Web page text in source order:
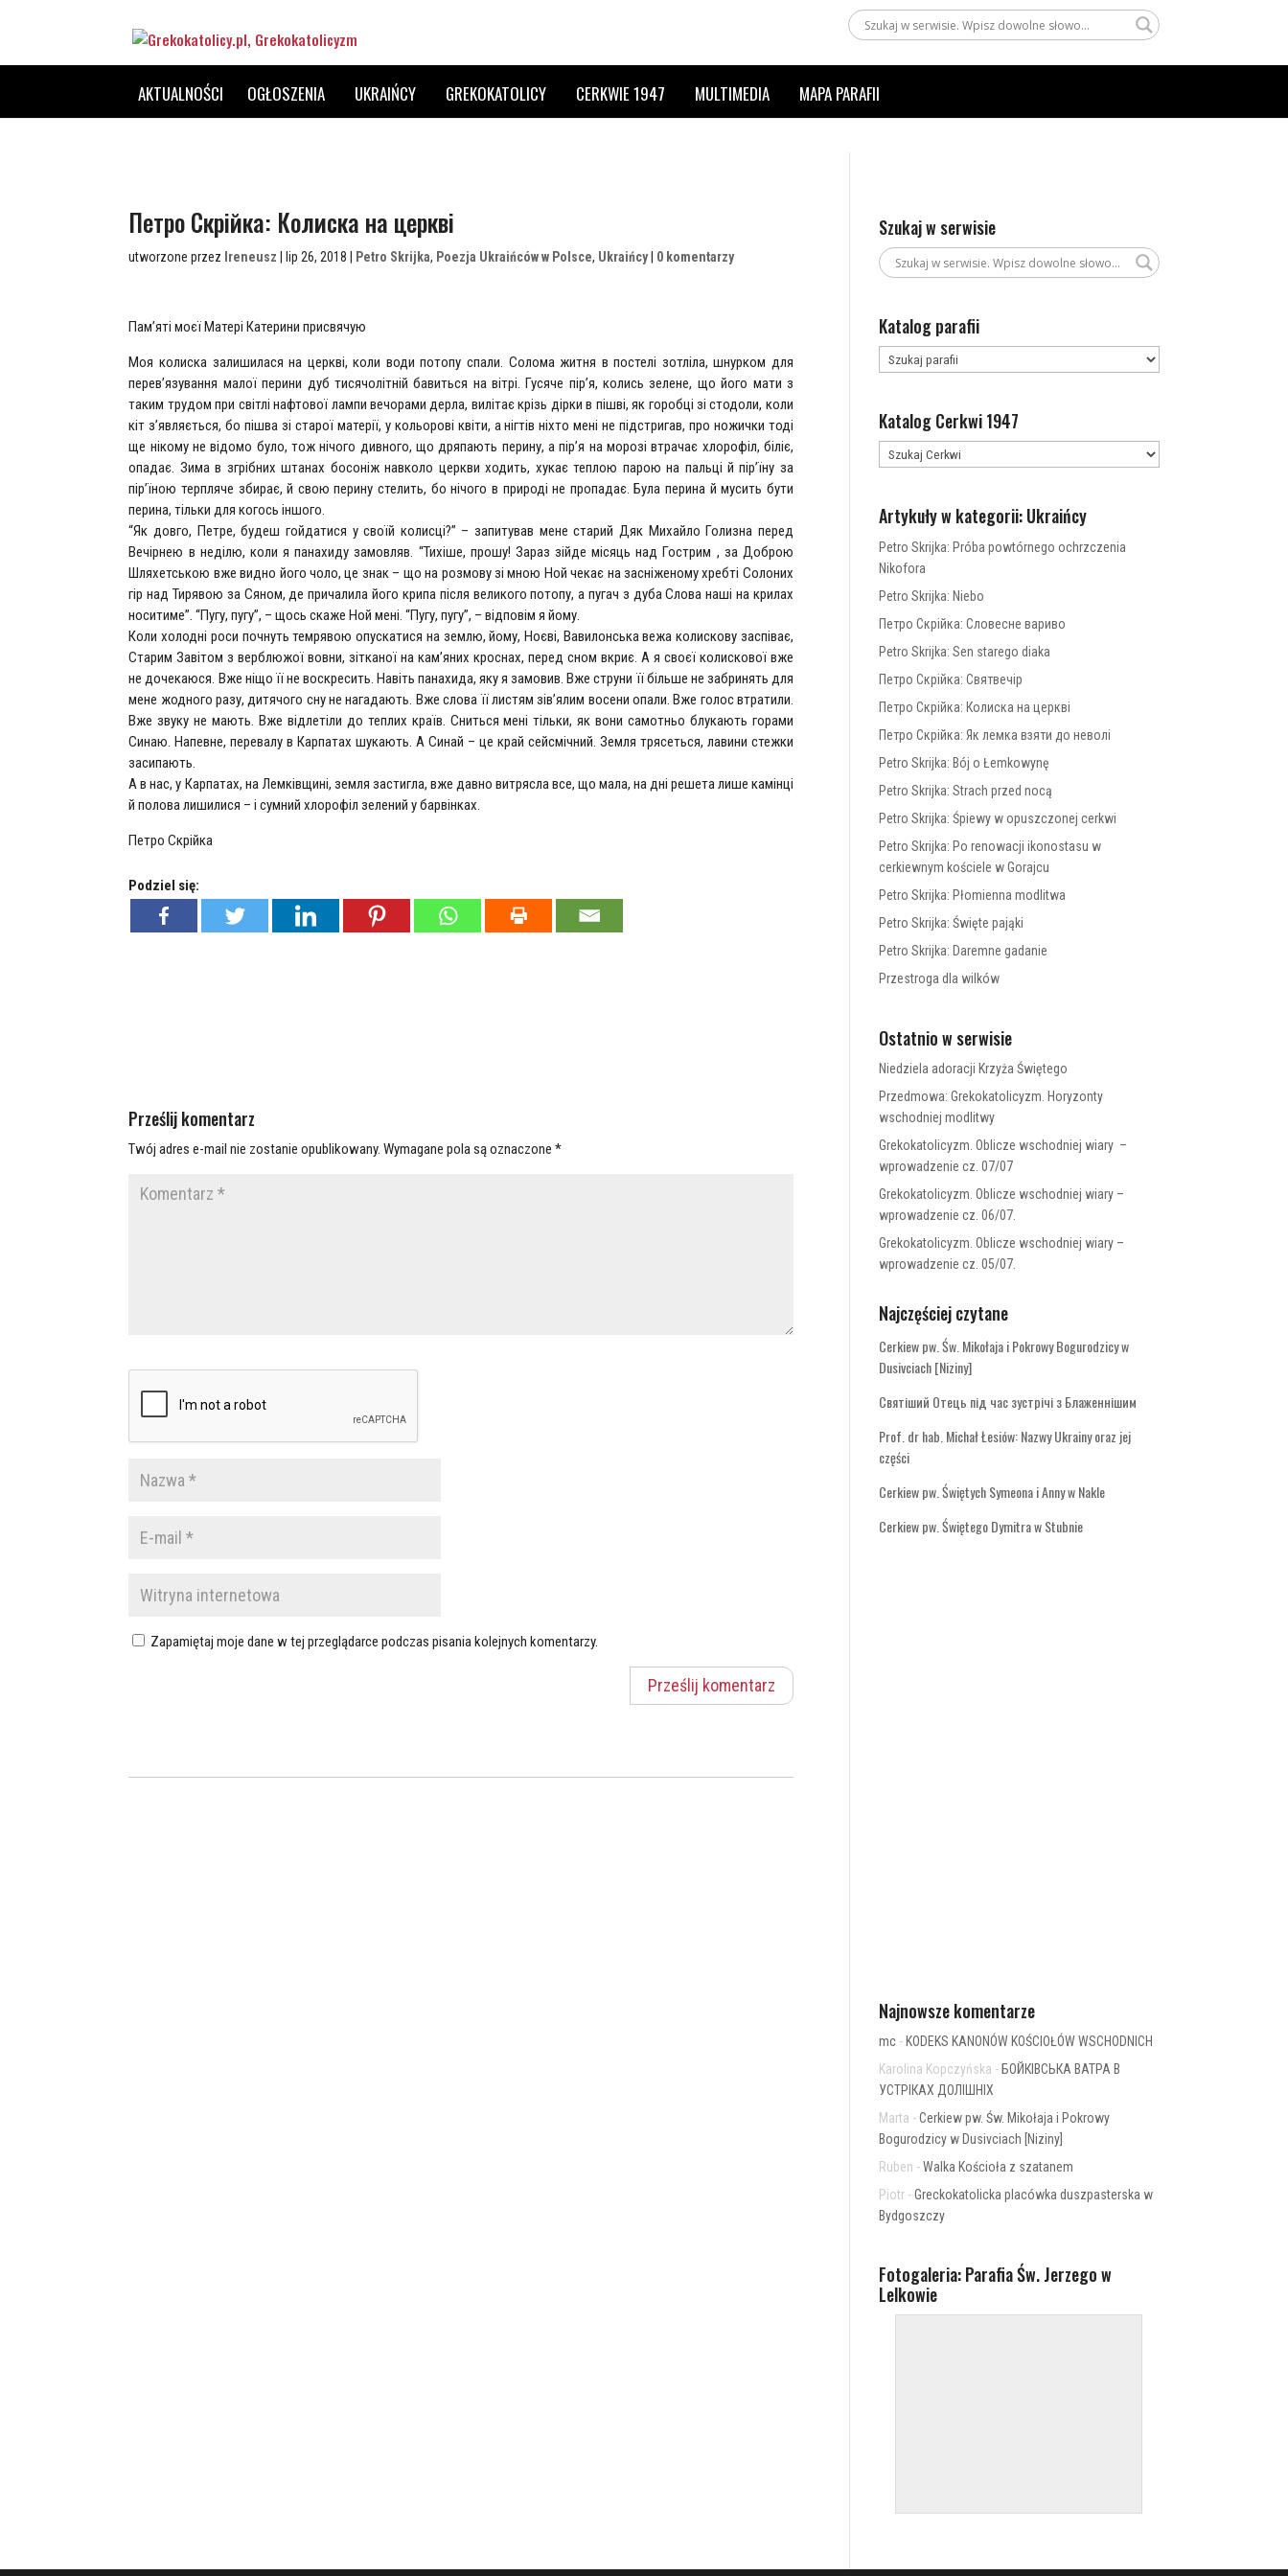
AKTUALNOŚCI OGŁOSZENIA UKRAIŃCY GREKOKATOLICY CERKWIE 1947 MULTIMEDIA MAPA PARAFII
Петро Скрійка: Колиска на церкві
utworzone przez Ireneusz | lip 26, 2018 | Petro Skrijka, Poezja Ukraińców w Polsce, Ukraińcy 0 komentarzy
Пам’яті моєї Матері Катерини присвячую
Моя колиска залишилася на церкві, коли води потопу спали. Солома житня в постелі зотліла, шнурком для
перев’язування малої перини дуб тисячолітній бавиться на вітрі. Гусяче пір’я, колись зелене, що його мати з
таким трудом при світлі нафтової лампи вечорами дерла, вилітає крізь дірки в пішві, як горобці зі стодоли, коли
кіт з’являється, бо пішва зі старої матерії, у кольорові квіти, а нігтів ніхто мені не підстригав, про ножички тоді
ще нікому не відомо було, тож нічого дивного, що дряпають перину, а пір’я на морозі втрачає хлорофіл, біліє,
опадає. Зима в згрібних штанах босоніж навколо церкви ходить, хукає теплою парою на пальці й пір’їну за
пір’їною терпляче збирає, й свою перину стелить, бо нічого в природі не пропадає. Була перина й мусить бути
перина, тільки для когось іншого.
“Як довго, Петре, будеш гойдатися у своїй колисці?” – запитував мене старий Дяк Михайло Голизна перед
Вечірнею в неділю, коли я панахиду замовляв. “Тихіше, прошу! Зараз зійде місяць над Гострим , за Доброю
Шляхетською вже видно його чоло, це знак – що на розмову зі мною Ной чекає на засніженому хребті Солоних
гір над Тирявою за Сяном, де причалила його крипа після великого потопу, а пугач з дуба Слова наші на крилах
носитиме”. “Пугу, пугу”, – щось скаже Ной мені. “Пугу, пугу”, – відповім я йому.
Коли холодні роси почнуть темрявою опускатися на землю, йому, Ноєві, Вавилонська вежа колискову заспіває,
Старим Завітом з верблюжої вовни, зітканої на кам’яних кроснах, перед сном вкриє. А я своєї колискової вже
не дочекаюся. Вже ніщо її не воскресить. Навіть панахида, яку я замовив. Вже струни її більше не забринять для
мене жодного разу, дитячого сну не нагадають. Вже слова її листям зів’ялим восени опали. Вже голос втратили.
Вже звуку не мають. Вже відлетіли до теплих країв. Сниться мені тільки, як вони самотньо блукають горами
Синаю. Напевне, перевалу в Карпатах шукають. А Синай – це край сейсмічний. Земля трясеться, лавини стежки
засипають.
А в нас, у Карпатах, на Лемківщині, земля застигла, вже давно витрясла все, що мала, на дні решета лише камінці
й полова лишилися – і сумний хлорофіл зелений у барвінках.
Петро Скрійка
Podziel się:
Prześlij komentarz
Twój adres e-mail nie zostanie opublikowany. Wymagane pola są oznaczone*
Zapamiętaj moje dane w tej przeglądarce podczas pisania kolejnych komentarzy.
Szukaj w serwisie
Katalog parafii
Katalog Cerkwi 1947
Artykuły w kategorii: Ukraińcy
Petro Skrijka: Próba powtórnego ochrzczenia
Nikofora
Petro Skrijka: Niebo
Петро Скрійка: Словесне вариво
Petro Skrijka: Sen starego diaka
Петро Скрійка: Святвечір
Петро Скрійка: Колиска на церкві
Петро Скрійка: Як лемка взяти до неволі
Petro Skrijka: Bój o Łemkowynę
Petro Skrijka: Strach przed nocą
Petro Skrijka: Śpiewy w opuszczonej cerkwi
Petro Skrijka: Po renowacji ikonostasu w
cerkiewnym kościele w Gorajcu
Petro Skrijka: Płomienna modlitwa
Petro Skrijka: Święte pająki
Petro Skrijka: Daremne gadanie
Przestroga dla wilków
Ostatnio w serwisie
Niedziela adoracji Krzyża Świętego
Przedmowa: Grekokatolicyzm. Horyzonty
wschodniej modlitwy
Grekokatolicyzm. Oblicze wschodniej wiary –
wprowadzenie cz. 07/07
Grekokatolicyzm. Oblicze wschodniej wiary –
wprowadzenie cz. 06/07.
Grekokatolicyzm. Oblicze wschodniej wiary –
wprowadzenie cz. 05/07.
Najczęściej czytane
Cerkiew pw. Św. Mikołaja i Pokrowy Bogurodzicy w
Dusivciach [Niziny]
Святіший Отець під час зустрічі з Блаженнішим
Prof. dr hab. Michał Łesiów: Nazwy Ukrainy oraz jej
części
Cerkiew pw. Świętych Symeona i Anny w Nakle
Cerkiew pw. Świętego Dymitra w Stubnie
Najnowsze komentarze
mc - KODEKS KANONÓW KOŚCIOŁÓW WSCHODNICH
Karolina Kopczyńska - БОЙКІВСЬКА ВАТРА В
УСТРІКАХ ДОЛІШНІХ
Marta -Cerkiew pw. Św. Mikołaja i Pokrowy
Bogurodzicy w Dusivciach [Niziny]
Ruben -Walka Kościoła z szatanem
Piotr -Greckokatolicka placówka duszpasterska w
Bydgoszczy
Fotogaleria: Parafia Św. Jerzego w
Lelkowie